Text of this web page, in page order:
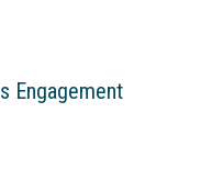
Engagement